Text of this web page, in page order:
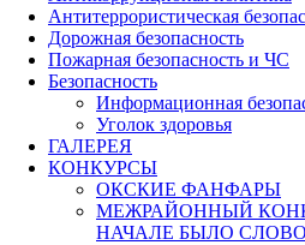
Антитеррористическая
Дорожная безопасность
Пожарная безопасность и ЧС
Безопасность
Информационная
Уголок здоровья
ГАЛЕРЕЯ
КОНКУРСЫ
ОКСКИЕ ФАНФАРЫ
МЕЖРАЙОННЫЙ
НАЧАЛЕ БЫЛО